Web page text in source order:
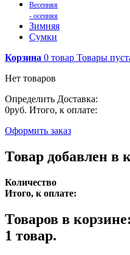
Весенняя
- осенняя
Зимняя
Сумки
Корзина 0 товар Товары
Нет товаров
Определить Доставка:
0руб. Итого, к оплате:
Оформить заказ
Товар добавлен в
Количество
Итого, к оплате:
Товаров в корзине:
1 товар.